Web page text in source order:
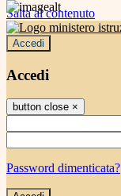
Salta al contenuto
Accedi
Accedi
button close ×
Password dimenticata?